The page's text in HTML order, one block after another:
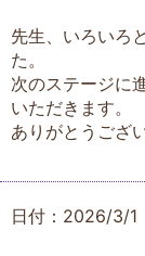
先生、いろいろ
た。
次のステージに
いただきます。
ありがとうござ
日付：2026/3/1